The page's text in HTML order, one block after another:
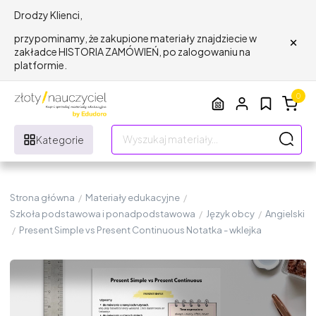
Drodzy Klienci,
przypominamy, że zakupione materiały znajdziecie w
zakładce HISTORIA ZAMÓWIEŃ, po zalogowaniu na
platformie.
×
Kategorie
0
Strona główna / Materiały edukacyjne /
Szkoła podstawowa i ponadpodstawowa / Język obcy / Angielski
/ Present Simple vs Present Continuous Notatka - wklejka